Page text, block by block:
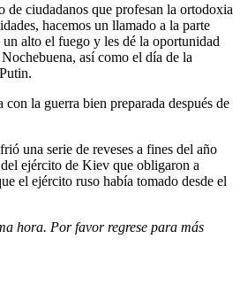
de ciudadanos que profesan la ortodoxia
hacemos un llamado a la parte
un alto el fuego y les dé la oportunidad
así como el día de la
la guerra bien preparada después de
una serie de reveses a fines del año
ejército de Kiev que obligaron a
el ejército ruso había tomado desde el
hora. Por favor regrese para más